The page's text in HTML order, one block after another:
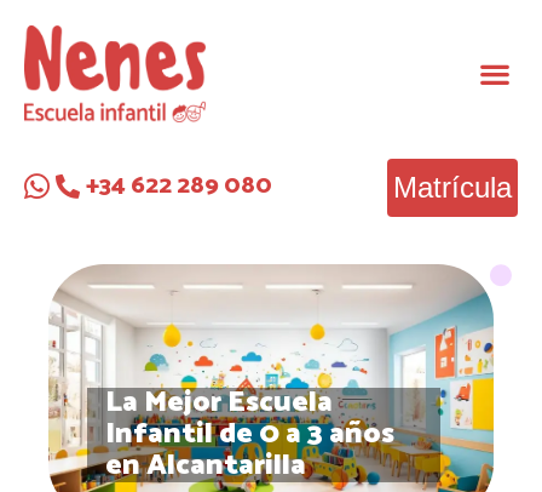
+34 622 289 080 Matrícula
La Mejor Escuela
Infantil de 0 a 3 años
en Alcantarilla